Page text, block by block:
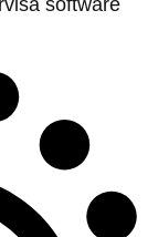
software